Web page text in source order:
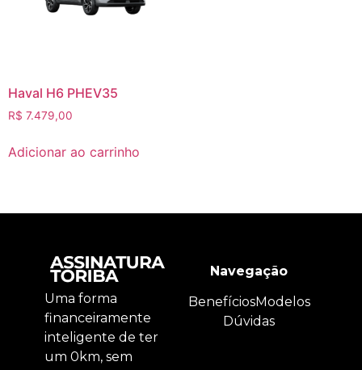
Haval H6 PHEV35
R$ 7.479,00
Adicionar ao carrinho
Uma forma
financeiramente
inteligente de ter
um 0km, sem
Navegação
BenefíciosModelos
Dúvidas